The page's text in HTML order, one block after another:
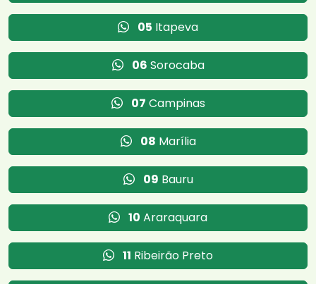
05 Itapeva
06 Sorocaba
07 Campinas
08 Marília
09 Bauru
10 Araraquara
11 Ribeirão Preto